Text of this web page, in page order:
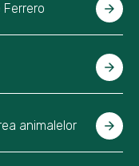
animalelor